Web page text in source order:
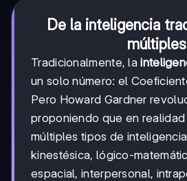
De la inteligencia
múltiples
Tradicionalmente, la
un solo número: el
Pero Howard Gardner
proponiendo que en
múltiples tipos de
kinestésica, lógico-
espacial, interpersonal,